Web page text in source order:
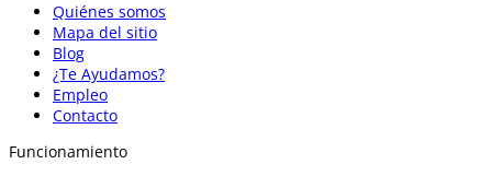
Quiénes somos
Mapa del sitio
Blog
¿Te Ayudamos?
Empleo
Contacto
Funcionamiento